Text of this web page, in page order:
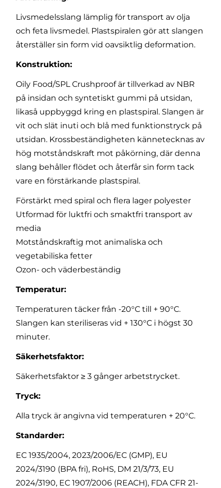
Livsmedelsslang lämplig för transport av olja
och feta livsmedel. Plastspiralen gör att slangen
återställer sin form vid oavsiktlig deformation.
Konstruktion:
Oily Food/SPL Crushproof är tillverkad av NBR
på insidan och syntetiskt gummi på utsidan,
likaså uppbyggd kring en plastspiral. Slangen är
vit och slät inuti och blå med funktionstryck på
utsidan. Krossbeständigheten kännetecknas av
hög motståndskraft mot påkörning, där denna
slang behåller flödet och återfår sin form tack
vare en förstärkande plastspiral.
Förstärkt med spiral och flera lager polyester
Utformad för luktfri och smaktfri transport av
media
Motståndskraftig mot animaliska och
vegetabiliska fetter
Ozon- och väderbeständig
Temperatur:
Temperaturen täcker från -20°C till + 90°C.
Slangen kan steriliseras vid + 130°C i högst 30
minuter.
Säkerhetsfaktor:
Säkerhetsfaktor ≥ 3 gånger arbetstrycket.
Tryck:
Alla tryck är angivna vid temperaturen + 20°C.
Standarder:
EC 1935/2004, 2023/2006/EC (GMP), EU
2024/3190 (BPA fri), RoHS, DM 21/3/73, EU
2024/3190, EC 1907/2006 (REACH), FDA CFR 21-